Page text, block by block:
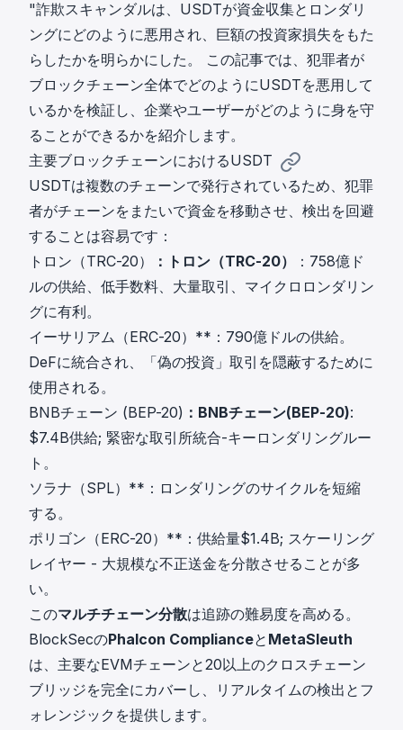
"詐欺スキャンダルは、USDTが資金収集とロンダリ
ングにどのように悪用され、巨額の投資家損失をもた
らしたかを明らかにした。 この記事では、犯罪者が
ブロックチェーン全体でどのようにUSDTを悪用して
いるかを検証し、企業やユーザーがどのように身を守
ることができるかを紹介します。
主要ブロックチェーンにおけるUSDT
USDTは複数のチェーンで発行されているため、犯罪
者がチェーンをまたいで資金を移動させ、検出を回避
することは容易です：
トロン（TRC-20）
：トロン（TRC-20）
：758億ド
ルの供給、低手数料、大量取引、マイクロロンダリン
グに有利。
イーサリアム（ERC-20）**：790億ドルの供給。
DeFに統合され、「偽の投資」取引を隠蔽するために
使用される。
BNBチェーン (BEP-20) ：BNBチェーン(BEP-20):
$7.4B供給; 緊密な取引所統合-キーロンダリングルー
ト。
ソラナ（SPL）**：ロンダリングのサイクルを短縮
する。
ポリゴン（ERC-20）**：供給量$1.4B; スケーリング
レイヤー - 大規模な不正送金を分散させることが多
い。
このマルチチェーン分散は追跡の難易度を高める。
BlockSecのPhalcon Complianceと MetaSleuth
は、主要なEVMチェーンと20以上のクロスチェーン
ブリッジを完全にカバーし、リアルタイムの検出とフ
ォレンジックを提供します。